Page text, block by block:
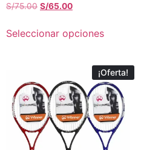
S/75.00 S/65.00
Seleccionar opciones
¡Oferta!